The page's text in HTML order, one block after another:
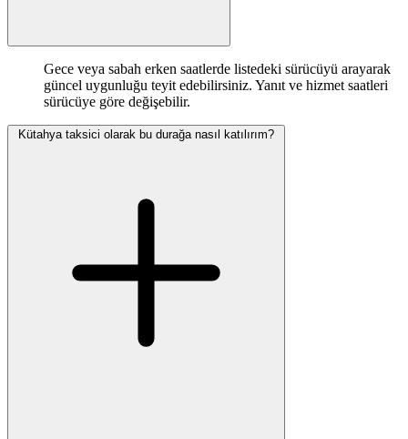
Gece veya sabah erken saatlerde listedeki sürücüyü arayarak
güncel uygunluğu teyit edebilirsiniz. Yanıt ve hizmet saatleri
sürücüye göre değişebilir.
Kütahya taksici olarak bu durağa nasıl katılırım?